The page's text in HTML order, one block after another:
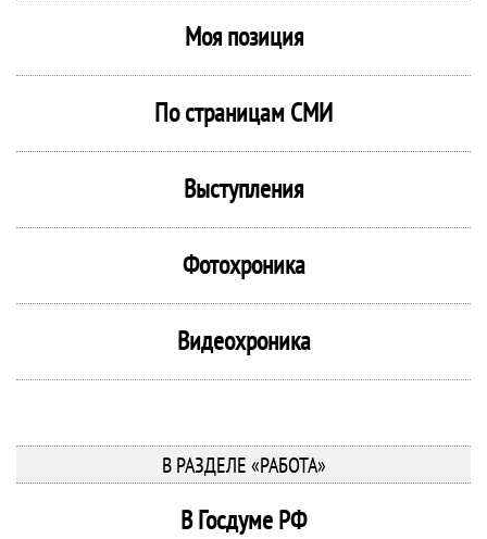
Моя позиция
По страницам СМИ
Выступления
Фотохроника
Видеохроника
В РАЗДЕЛЕ «РАБОТА»
В Госдуме РФ